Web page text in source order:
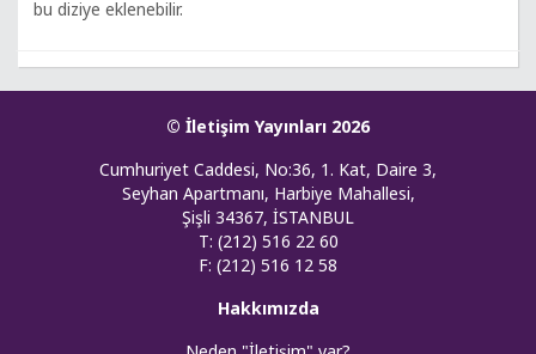
bu diziye eklenebilir.
© İletişim Yayınları 2026
Cumhuriyet Caddesi, No:36, 1. Kat, Daire 3,
Seyhan Apartmanı, Harbiye Mahallesi,
Şişli 34367, İSTANBUL
T: (212) 516 22 60
F: (212) 516 12 58
Hakkımızda